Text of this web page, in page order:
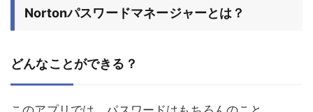
Nortonパスワードマネージャーとは？
どんなことができる？